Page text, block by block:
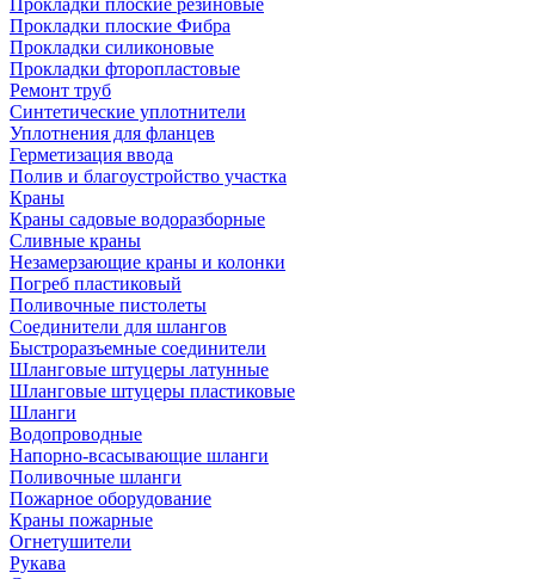
Прокладки плоские Фибра
Прокладки силиконовые
Прокладки фторопластовые
Ремонт труб
Синтетические уплотнители
Уплотнения для фланцев
Герметизация ввода
Полив и благоустройство участка
Краны
Краны садовые водоразборные
Сливные краны
Незамерзающие краны и колонки
Погреб пластиковый
Поливочные пистолеты
Соединители для шлангов
Быстроразъемные соединители
Шланговые штуцеры латунные
Шланговые штуцеры пластиковые
Шланги
Водопроводные
Напорно-всасывающие шланги
Поливочные шланги
Пожарное оборудование
Краны пожарные
Огнетушители
Рукава